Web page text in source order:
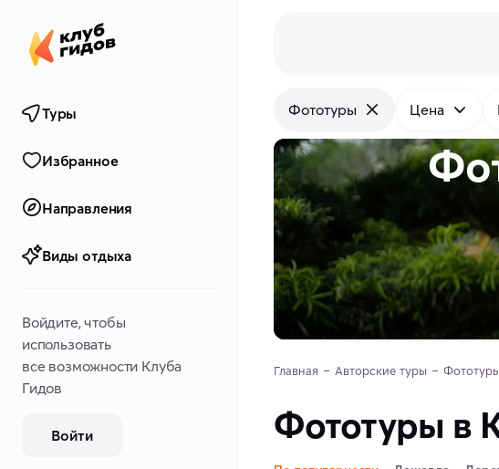
Туры
Избранное
Направления
Виды отдыха
Войдите, чтобы
использовать
все возможности Клуба
Гидов
Войти
Фототуры Цена
Главная Авторские туры
Фототуры в